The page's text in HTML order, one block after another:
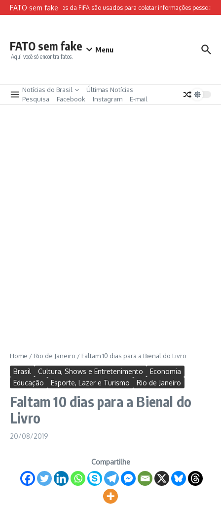
Ir para o conteúdo
FATO sem fakeSites falsos da FIFA são usados para coletar informações pessoais
FATO sem fake
Aqui você só encontra fatos.
Menu
Notícias do Brasil
Últimas Notícias
Pesquisa
Facebook Instagram E-mail
Home / Rio de Janeiro / Faltam 10 dias para a Bienal do Livro
Brasil Cultura, Shows e Entretenimento
Economia
Educação
Esporte, Lazer e Turismo Rio de Janeiro
Faltam 10 dias para a Bienal do
Livro
20/08/2019
Compartilhe